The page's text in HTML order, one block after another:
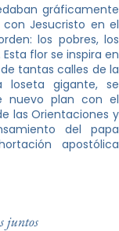
gráficamente
Jesucristo en el
los pobres, los
flor se inspira en
tantas calles de la
loseta gigante, se
nuevo plan con el
las Orientaciones y
del papa
apostólica
juntos